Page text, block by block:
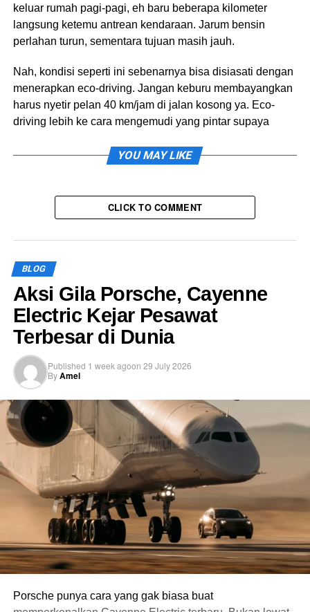
keluar rumah pagi-pagi, eh baru beberapa kilometer
langsung ketemu antrean kendaraan. Jarum bensin
perlahan turun, sementara tujuan masih jauh.
Nah, kondisi seperti ini sebenarnya bisa disiasati dengan
menerapkan eco-driving. Jangan keburu membayangkan
harus nyetir pelan 40 km/jam di jalan kosong ya. Eco-
driving lebih ke cara mengemudi yang pintar supaya
Kalau dilakukan secara konsisten, selisih konsumsi BBM-
Gak Semua Celah Harus Dikejar
sedikit langsung tancap gas, lalu dua detik kemudian
bikin bensin lebih cepat habis.
Faktanya, mobil paling boros saat berakselerasi. Jadi
semakin sering gas-rem-gas-rem, semakin banyak bahan
bakar yang terpakai.
perlu buru-buru mengejar setiap celah yang muncul. Toh
biasanya ketemu lampu merah atau antrean lagi
beberapa meter di depan.
Mainkan Jarak, Bukan Emosi
Saat macet, banyak pengendara yang menempel bumper
kendaraan di depannya. Akibatnya, setiap mobil depan
mengurangi kecepatan sedikit saja, rem langsung diinjak.
Padahal kalau jaraknya cukup, mobil bisa meluncur
perlahan tanpa harus sering mengerem.
YOU MAY LIKE
CLICK TO COMMENT
BLOG
Aksi Gila Porsche, Cayenne
Electric Kejar Pesawat
Terbesar di Dunia
Published 1 week agoon 29 July 2026
ByAmel
Porsche punya cara yang gak biasa buat